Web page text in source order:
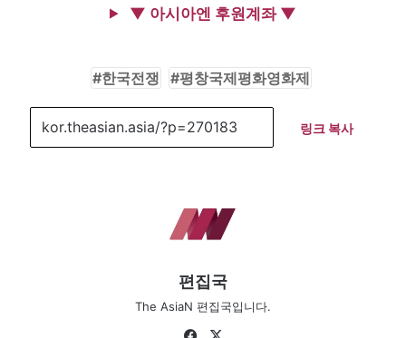
▼ 아시아엔 후원계좌 ▼
한국전쟁 평창국제평화영화제
링크 복사
편집국
The AsiaN 편집국입니다.